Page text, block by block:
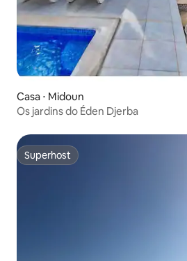
Casa ⋅ Midoun
Os jardins do Éden Djerba
Superhost
Superhost